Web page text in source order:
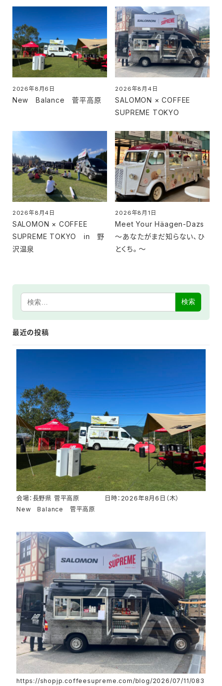
New Balance 菅平高原
投稿日
2026年8月6日
SALOMON × COFFEE
SUPREME TOKYO
投稿日
2026年8月4日
SALOMON × COFFEE
SUPREME TOKYO in 野
沢温泉
2026年8月4日
Meet Your Häagen-Dazs
～あなたがまだ知らない、ひ
とくち。～
2026年8月1日
検索
最近の投稿
New Balance 菅平高原
会場：長野県 菅平高原 日時：2026年8月6日（木）
https://shopjp.coffeesupreme.com/blog/2026/07/11/083